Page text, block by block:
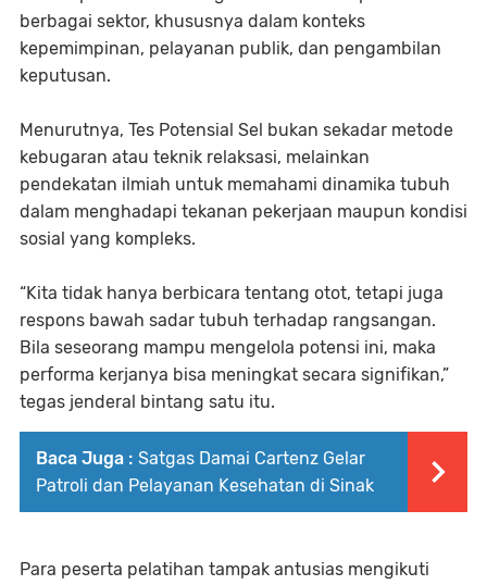
berbagai sektor, khususnya dalam konteks
kepemimpinan, pelayanan publik, dan pengambilan
keputusan.
Menurutnya, Tes Potensial Sel bukan sekadar metode
kebugaran atau teknik relaksasi, melainkan
pendekatan ilmiah untuk memahami dinamika tubuh
dalam menghadapi tekanan pekerjaan maupun kondisi
sosial yang kompleks.
“Kita tidak hanya berbicara tentang otot, tetapi juga
respons bawah sadar tubuh terhadap rangsangan.
Bila seseorang mampu mengelola potensi ini, maka
performa kerjanya bisa meningkat secara signifikan,”
tegas jenderal bintang satu itu.
Baca Juga : Satgas Damai Cartenz Gelar
Patroli dan Pelayanan Kesehatan di Sinak
Para peserta pelatihan tampak antusias mengikuti